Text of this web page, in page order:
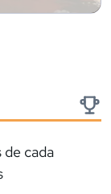
de cada